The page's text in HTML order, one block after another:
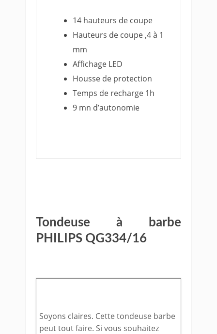
14 hauteurs de coupe
Hauteurs de coupe ,4 à 1
mm
Affichage LED
Housse de protection
Temps de recharge 1h
9 mn d’autonomie
Tondeuse à barbe
PHILIPS QG334/16
Soyons claires. Cette tondeuse barbe
peut tout faire. Si vous souhaitez